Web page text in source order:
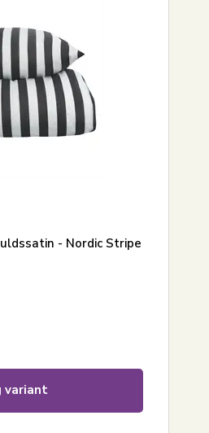
- Nordic Stripe
variant